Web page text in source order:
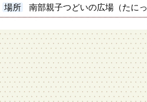
場所
南部親子つどいの広場（たに